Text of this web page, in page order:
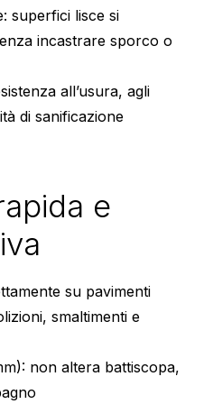
superfici lisce si
incastrare sporco o
all’usura, agli
di sanificazione
e
su pavimenti
smaltimenti e
non altera battiscopa,